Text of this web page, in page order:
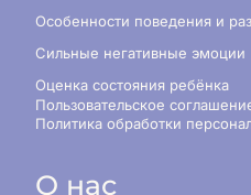
Особенности поведения и
Сильные негативные эмоции
Оценка состояния ребёнка
Пользовательское
Политика обработки
О нас